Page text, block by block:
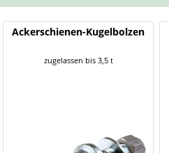
Ackerschienen-Kugelbolzen
zugelassen bis 3,5 t